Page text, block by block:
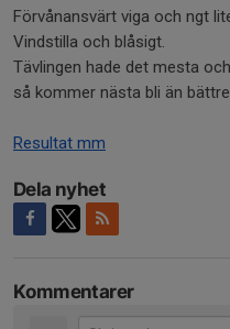
Förvånansvärt viga och ngt
Vindstilla och blåsigt.
Tävlingen hade det mesta
så kommer nästa bli än
Resultat mm
Dela nyhet
Kommentarer